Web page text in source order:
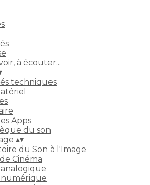
à écouter...
techniques
Apps
du son
▴▾
du Son à l'Image
Cinéma
analogique
numérique